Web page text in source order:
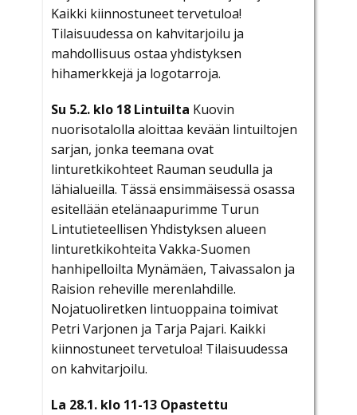
Kaikki kiinnostuneet tervetuloa!
Tilaisuudessa on kahvitarjoilu ja
mahdollisuus ostaa yhdistyksen
hihamerkkejä ja logotarroja.
Su 5.2. klo 18 Lintuilta Kuovin
nuorisotalolla aloittaa kevään lintuiltojen
sarjan, jonka teemana ovat
linturetkikohteet Rauman seudulla ja
lähialueilla. Tässä ensimmäisessä osassa
esitellään etelänaapurimme Turun
Lintutieteellisen Yhdistyksen alueen
linturetkikohteita Vakka-Suomen
hanhipelloilta Mynämäen, Taivassalon ja
Raision reheville merenlahdille.
Nojatuoliretken lintuoppaina toimivat
Petri Varjonen ja Tarja Pajari. Kaikki
kiinnostuneet tervetuloa! Tilaisuudessa
on kahvitarjoilu.
La 28.1. klo 11-13 Opastettu